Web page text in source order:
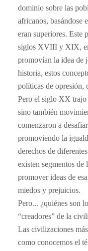
dominio sobre las
africanos, basándose
eran superiores. Este
siglos XVIII y XIX, en
promovían la idea de
historia, estos
políticas de opresión,
Pero el siglo XX trajo
sino también
comenzaron a
promoviendo la
derechos de
existen segmentos
promover ideas de
miedos y prejuicios.
Pero... ¿quiénes son
“creadores” de la
Las civilizaciones
como conocemos el